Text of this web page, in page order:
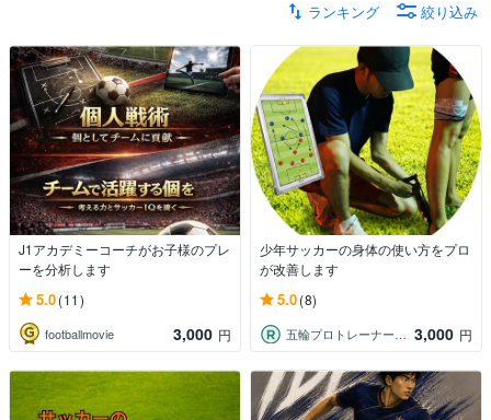
ランキング 絞り込み
J1アカデミーコーチがお子様のプレ
ーを分析します
5.0(11)
footballmovie 3,000 円
少年サッカーの身体の使い方をプロ
が改善します
5.0(8)
五輪プロトレーナーの子供向け身体操作相談 3,000 円